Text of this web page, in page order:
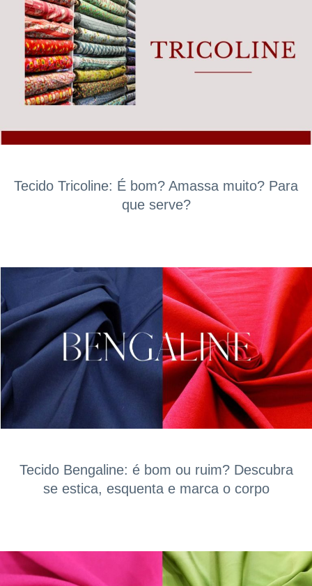
Tecido Tricoline: É bom? Amassa muito? Para
que serve?
Tecido Bengaline: é bom ou ruim? Descubra
se estica, esquenta e marca o corpo